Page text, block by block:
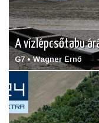
A vízlépcsőtabu
G7 • Wagner Ernő